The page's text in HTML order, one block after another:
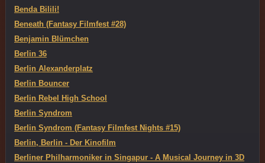
Benda Bilili!
Beneath (Fantasy Filmfest #28)
Benjamin Blümchen
Berlin 36
Berlin Alexanderplatz
Berlin Bouncer
Berlin Rebel High School
Berlin Syndrom
Berlin Syndrom (Fantasy Filmfest Nights #15)
Berlin, Berlin - Der Kinofilm
Berliner Philharmoniker in Singapur - A Musical Journey in 3D